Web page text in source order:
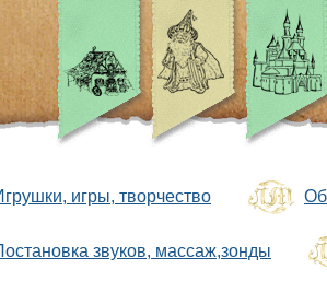
игры, творчество
звуков, массаж,зонды